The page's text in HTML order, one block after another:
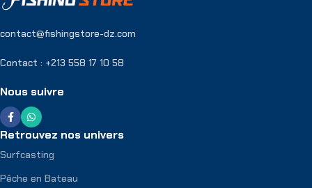
contact@fishingstore-dz.com
Contact : +213 558 17 10 58
Nous suivre
Retrouvez nos univers
Surfcasting
Pêche en Bateau